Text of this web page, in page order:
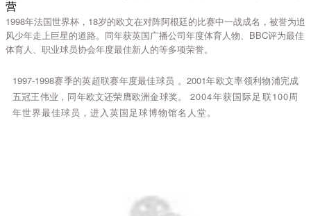
营
1998年法国世界杯 ， 18岁的欧文在对阵阿根廷的比赛中一战成名 ， 被誉为追
风少年走上巨星的道路。 同年获英国广播公司年度体育人物、 BBC评为最佳
体育人、 职业球员协会年度最佳新人的等多项荣誉。
1997-1998赛季的英超联赛年度最佳球员 。 2001年欧文率领利物浦完成
五冠王伟业 ， 同年欧文还荣膺欧洲金球奖。 2004年获国际足 联100周
年世界最佳球员 ， 进入英国足球博物馆名 人堂。